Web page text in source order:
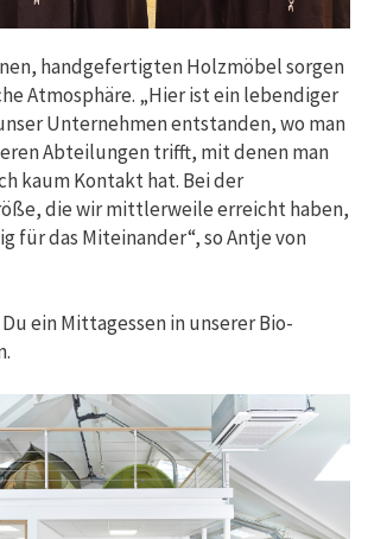
handgefertigten Holzmöbel sorgen
Atmosphäre. „Hier ist ein lebendiger
Unternehmen entstanden, wo man
Abteilungen trifft, mit denen man
kaum Kontakt hat. Bei der
die wir mittlerweile erreicht haben,
für das Miteinander“, so Antje von
ein Mittagessen in unserer Bio-